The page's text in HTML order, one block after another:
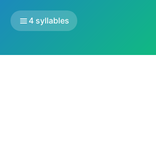
4 syllables